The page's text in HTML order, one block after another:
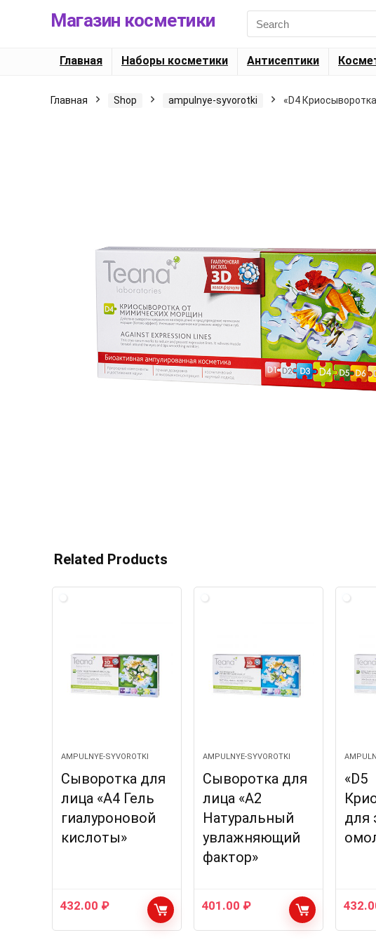
Магазин косметики
Search
for:
Главная Наборы косметики Антисептики
Главная Shop ampulnye-syvorotki «D4
Related Products
AMPULNYE-SYVOROTKI
Сыворотка для
лица «A4 Гель
гиалуроновой
кислоты»
432.00 ₽
AMPULNYE-SYVOROTKI
Сыворотка для
лица «A2
Натуральный
увлажняющий
фактор»
401.00 ₽
«D5
для